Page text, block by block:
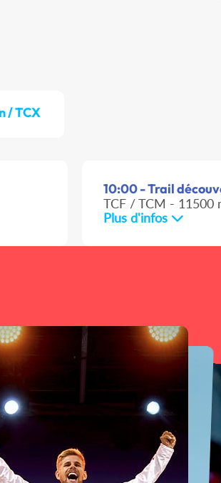
/ TCX
10:00 - Trail
TCF / TCM -
Plus d'infos